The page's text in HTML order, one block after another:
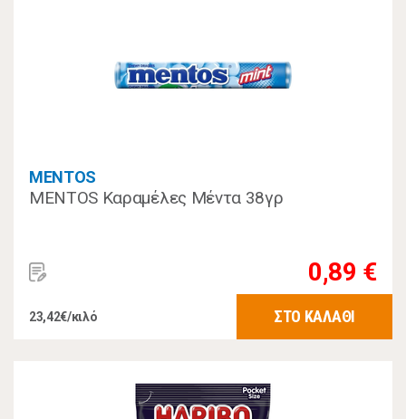
MENTOS
MENTOS Καραμέλες Μέντα 38γρ
0,89 €
23,42€/κιλό ΣΤΟ ΚΑΛΑΘΙ